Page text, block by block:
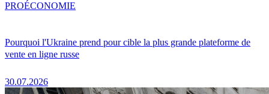
Pourquoi l'Ukraine prend pour cible la plus grande plateforme de
vente en ligne russe
30.07.2026
PROÉCONOMIE